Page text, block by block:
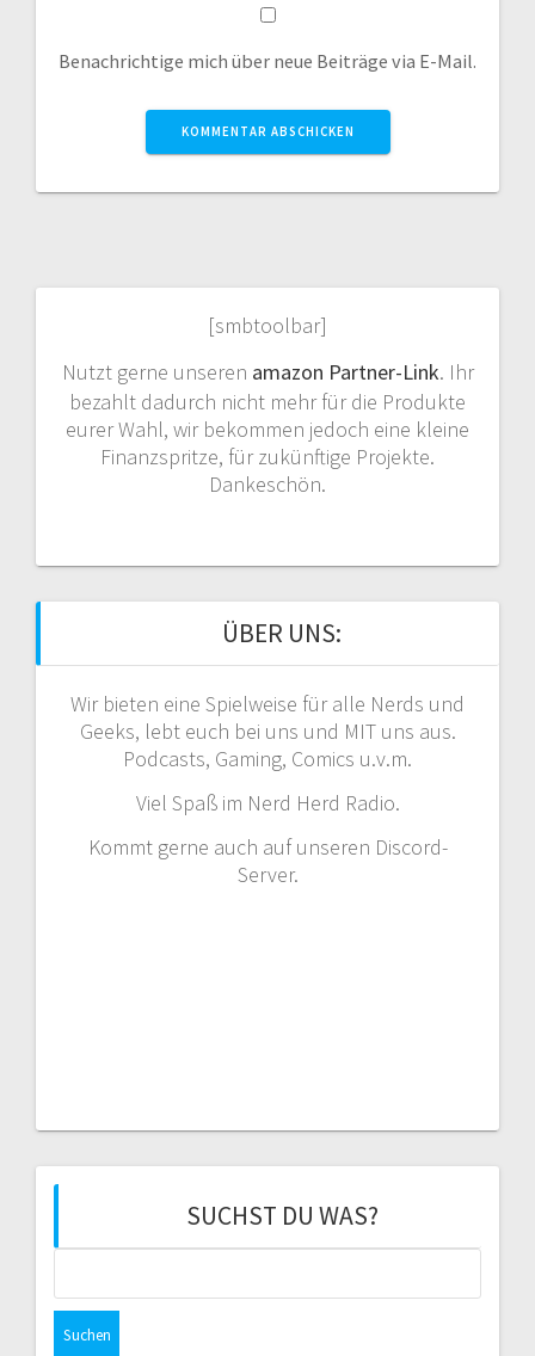
Benachrichtige mich über neue Beiträge via E-Mail.
[smbtoolbar]
Nutzt gerne unseren amazon Partner-Link. Ihr
bezahlt dadurch nicht mehr für die Produkte
eurer Wahl, wir bekommen jedoch eine kleine
Finanzspritze, für zukünftige Projekte.
Dankeschön.
ÜBER UNS:
Wir bieten eine Spielweise für alle Nerds und
Geeks, lebt euch bei uns und MIT uns aus.
Podcasts, Gaming, Comics u.v.m.
Viel Spaß im Nerd Herd Radio.
Kommt gerne auch auf unseren Discord-
Server.
SUCHST DU WAS?